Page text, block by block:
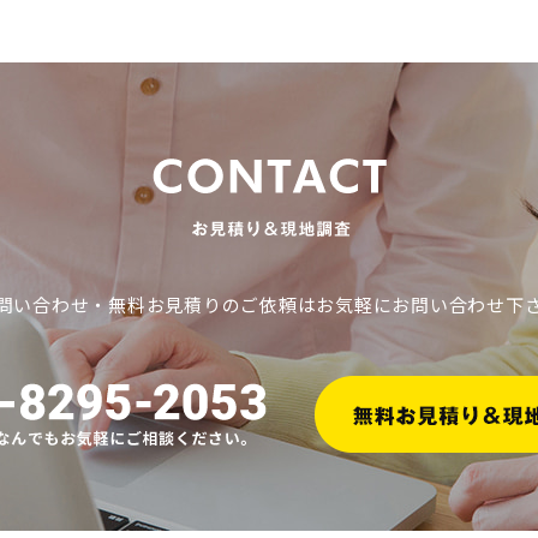
い合わせ・無料お見積りのご依頼はお気軽にお問い合わせ下